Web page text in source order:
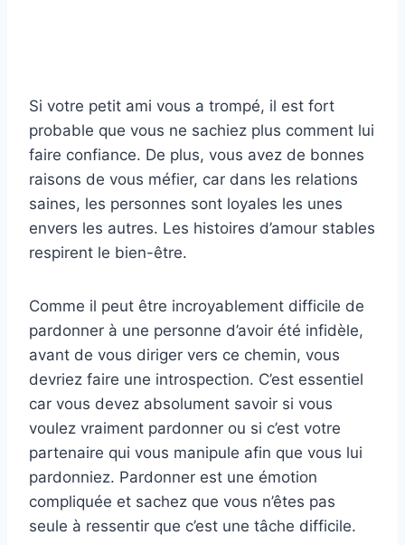
Si votre petit ami vous a trompé, il est fort
probable que vous ne sachiez plus comment lui
faire confiance. De plus, vous avez de bonnes
raisons de vous méfier, car dans les relations
saines, les personnes sont loyales les unes
envers les autres. Les histoires d’amour stables
respirent le bien-être.
Comme il peut être incroyablement difficile de
pardonner à une personne d’avoir été infidèle,
avant de vous diriger vers ce chemin, vous
devriez faire une introspection. C’est essentiel
car vous devez absolument savoir si vous
voulez vraiment pardonner ou si c’est votre
partenaire qui vous manipule afin que vous lui
pardonniez. Pardonner est une émotion
compliquée et sachez que vous n’êtes pas
seule à ressentir que c’est une tâche difficile.